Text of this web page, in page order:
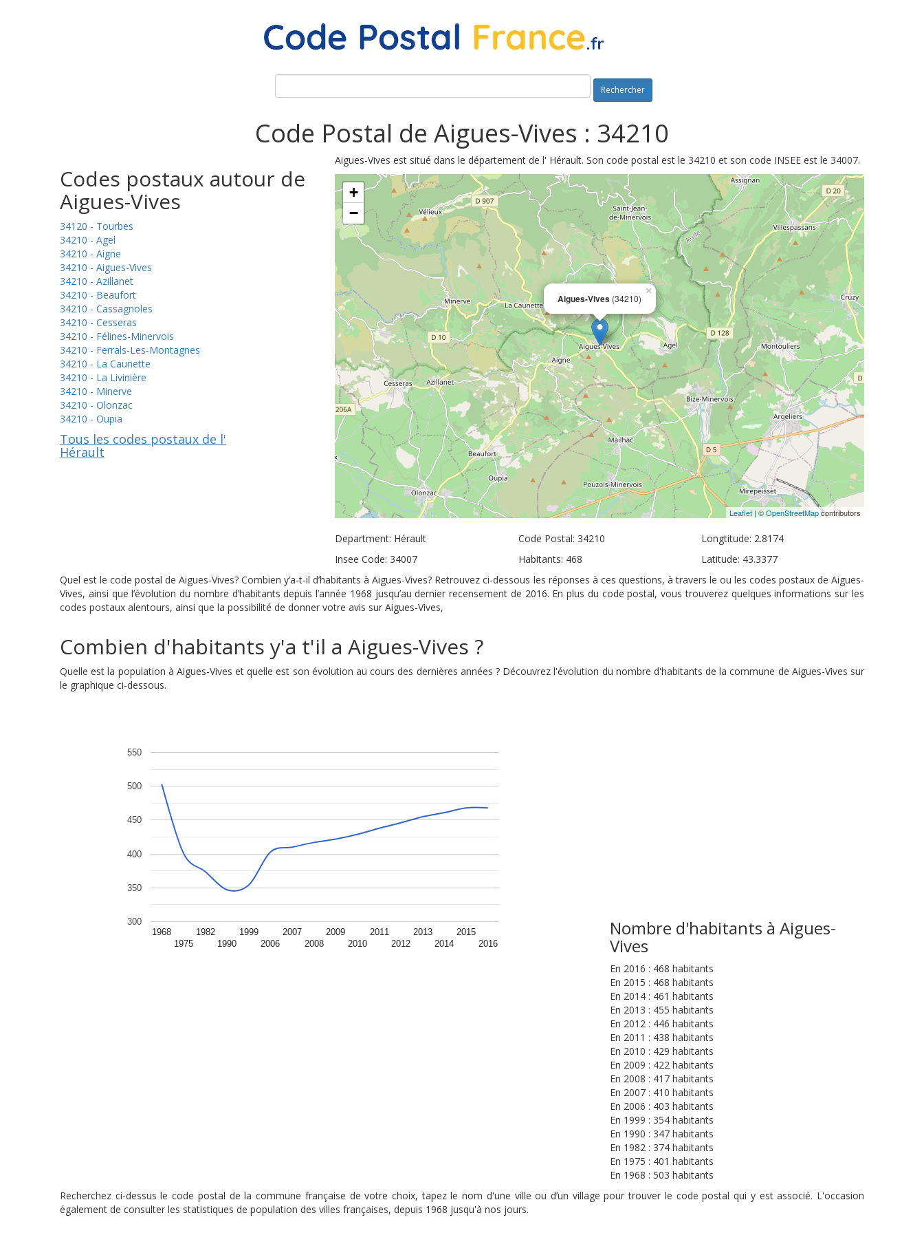
Rechercher
Code Postal de Aigues-Vives : 34210
Codes postaux autour de
Aigues-Vives
34120 - Tourbes
34210 - Agel
34210 - Aigne
34210 - Aigues-Vives
34210 - Azillanet
34210 - Beaufort
34210 - Cassagnoles
34210 - Cesseras
34210 - Félines-Minervois
34210 - Ferrals-Les-Montagnes
34210 - La Caunette
34210 - La Livinière
34210 - Minerve
34210 - Olonzac
34210 - Oupia
Tous les codes postaux de l'
Hérault
Aigues-Vives est situé dans le département de l' Hérault. Son code postal est le 34210 et son code INSEE est le 34007.
Aigues-Vives (34210)
×
+
−
Leaflet | ©OpenStreetMapcontributors
Department: Hérault
Insee Code: 34007
Code Postal: 34210
Habitants: 468
Longtitude: 2.8174
Latitude: 43.3377
Quel est le code postal de Aigues-Vives? Combien y’a-t-il d’habitants à Aigues-Vives? Retrouvez ci-dessous les réponses à ces questions, à travers le ou les codes postaux de Aigues-
Vives, ainsi que l’évolution du nombre d’habitants depuis l’année 1968 jusqu’au dernier recensement de 2016. En plus du code postal, vous trouverez quelques informations sur les
codes postaux alentours, ainsi que la possibilité de donner votre avis sur Aigues-Vives,
Combien d'habitants y'a t'il a Aigues-Vives ?
Quelle est la population à Aigues-Vives et quelle est son évolution au cours des dernières années ? Découvrez l'évolution du nombre d'habitants de la commune de Aigues-Vives sur
le graphique ci-dessous.
1968
1975
1982
1990
1999
2006
2007
2008
2009
2010
2011
2012
2013
2014
2015
2016
300
350
400
450
500
550
Nombre d'habitants à Aigues-
Vives
En 2016 : 468 habitants
En 2015 : 468 habitants
En 2014 : 461 habitants
En 2013 : 455 habitants
En 2012 : 446 habitants
En 2011 : 438 habitants
En 2010 : 429 habitants
En 2009 : 422 habitants
En 2008 : 417 habitants
En 2007 : 410 habitants
En 2006 : 403 habitants
En 1999 : 354 habitants
En 1990 : 347 habitants
En 1982 : 374 habitants
En 1975 : 401 habitants
En 1968 : 503 habitants
Recherchez ci-dessus le code postal de la commune française de votre choix, tapez le nom d'une ville ou d’un village pour trouver le code postal qui y est associé. L'occasion
également de consulter les statistiques de population des villes françaises, depuis 1968 jusqu'à nos jours.